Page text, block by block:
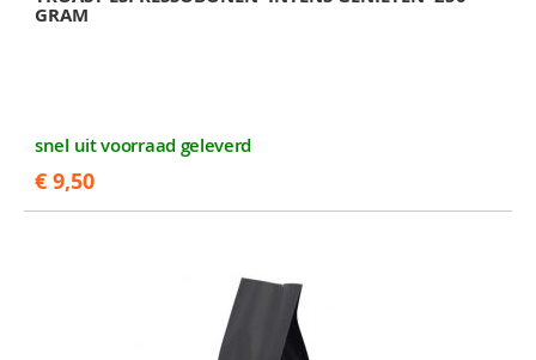
GRAM
snel uit voorraad geleverd
€ 9,50